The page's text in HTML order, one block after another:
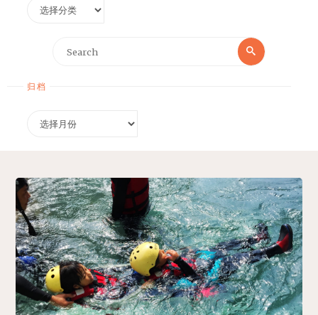
Search
Search
归档